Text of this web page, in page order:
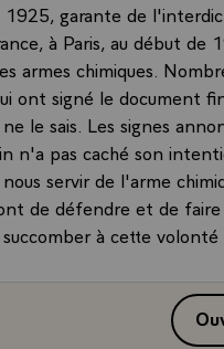
garante de
à Paris, au début
armes chimiques.
ont signé le document
le sais. Les signes
n'a pas caché son
servir de l'arme
de défendre et de
à cette
but de guerre de la
de paix, peuvent-ils